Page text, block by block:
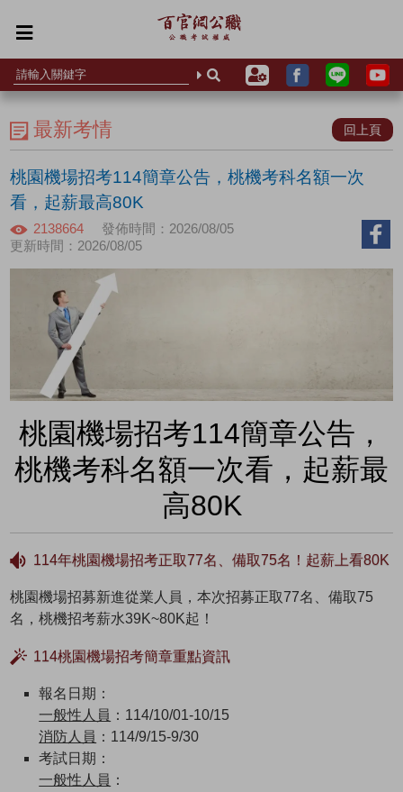
最新考情 回上頁
桃園機場招考114簡章公告，桃機考科名額一次
看，起薪最高80K
2138664
發佈時間：2026/08/05
更新時間：2026/08/05
桃園機場招考114簡章公告，
桃機考科名額一次看，起薪最
高80K
114年桃園機場招考正取77名、備取75名！起薪上看80K
桃園機場招募新進從業人員，本次招募正取77名、備取75
名，桃機招考薪水39K~80K起！
114桃園機場招考簡章重點資訊
報名日期：
一般性人員 ：114/10/01-10/15
消防人員 ：114/9/15-9/30
考試日期：
一般性人員 ：